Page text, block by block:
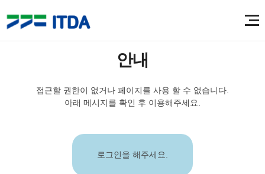
안내
접근할 권한이 없거나 페이지를 사용 할 수 없습니다.
아래 메시지를 확인 후 이용해주세요.
로그인을 해주세요.